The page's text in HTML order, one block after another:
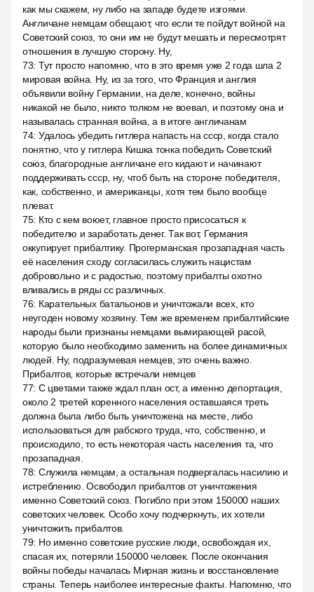
как мы скажем, ну либо на западе будете изгоями.
Англичане немцам обещают, что если те пойдут войной на
Советский союз, то они им не будут мешать и пересмотрят
отношения в лучшую сторону. Ну,
73: Тут просто напомню, что в это время уже 2 года шла 2
мировая война. Ну, из за того, что Франция и англия
объявили войну Германии, на деле, конечно, войны
никакой не было, никто толком не воевал, и поэтому она и
называлась странная война, а в итоге англичанам
74: Удалось убедить гитлера напасть на ссср, когда стало
понятно, что у гитлера Кишка тонка победить Советский
союз, благородные англичане его кидают и начинают
поддерживать ссср, ну, чтоб быть на стороне победителя,
как, собственно, и американцы, хотя тем было вообще
плеват.
75: Кто с кем воюет, главное просто присосаться к
победителю и заработать денег. Так вот, Германия
оккупирует прибалтику. Прогерманская прозападная часть
её населения сходу согласилась служить нацистам
добровольно и с радостью, поэтому прибалты охотно
вливались в ряды сс различных.
76: Карательных батальонов и уничтожали всех, кто
неугоден новому хозяину. Тем же временем прибалтийские
народы были признаны немцами вымирающей расой,
которую было необходимо заменить на более динамичных
людей. Ну, подразумевая немцев, это очень важно.
Прибалтов, которые встречали немцев
77: С цветами также ждал план ост, а именно депортация,
около 2 третей коренного населения оставшаяся треть
должна была либо быть уничтожена на месте, либо
использоваться для рабского труда, что, собственно, и
происходило, то есть некоторая часть населения та, что
прозападная.
78: Служила немцам, а остальная подвергалась насилию и
истреблению. Освободил прибалтов от уничтожения
именно Советский союз. Погибло при этом 150000 наших
советских человек. Особо хочу подчеркнуть, их хотели
уничтожить прибалтов.
79: Но именно советские русские люди, освобождая их,
спасая их, потеряли 150000 человек. После окончания
войны победы началась Мирная жизнь и восстановление
страны. Теперь наиболее интересные факты. Напомню, что